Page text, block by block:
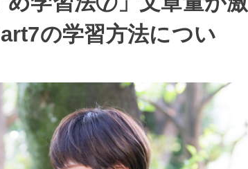
の学習方法につい